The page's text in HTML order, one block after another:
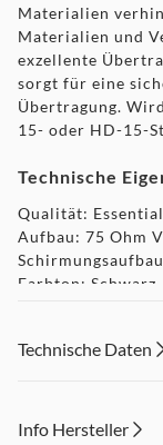
Materialien
Materialien und
exzellente
sorgt für eine
Übertragung.
15- oder HD-15-
Technische
Qualität:
Aufbau: 75 Ohm
Farbton:
Lieferumfang:
Technische Daten
Info Hersteller